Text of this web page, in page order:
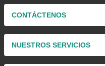
CONTÁCTENOS
NUESTROS SERVICIOS